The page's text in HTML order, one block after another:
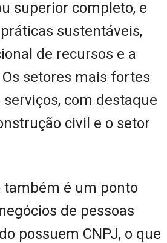
superior completo, e
sustentáveis,
de recursos e a
setores mais fortes
com destaque
civil e o setor
é um ponto
de pessoas
possuem CNPJ, o que